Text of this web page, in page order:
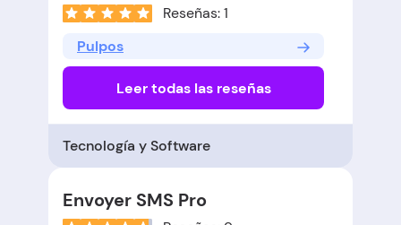
Reseñas: 1
Pulpos
Leer todas las reseñas
Tecnología y Software
Envoyer SMS Pro